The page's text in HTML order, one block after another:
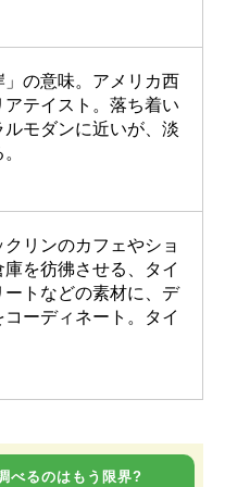
の意味。アメリカ西
テイスト。落ち着い
モダンに近いが、淡
リンのカフェやショ
を彷彿させる、タイ
トなどの素材に、デ
ーディネート。タイ
べるのはもう限界?